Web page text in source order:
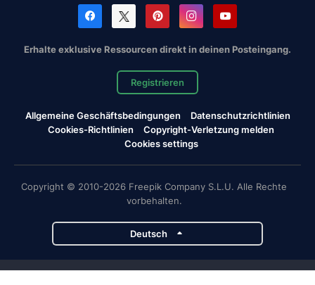
Erhalte exklusive Ressourcen direkt in deinen Posteingang.
Registrieren
Allgemeine Geschäftsbedingungen
Datenschutzrichtlinien
Cookies-Richtlinien
Copyright-Verletzung melden
Cookies settings
Copyright © 2010-2026 Freepik Company S.L.U. Alle Rechte
vorbehalten.
Deutsch